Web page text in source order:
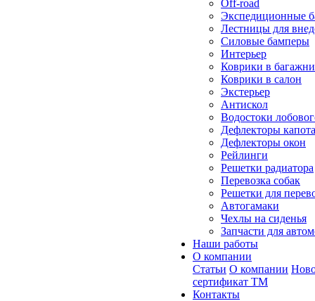
Off-road
Экспедиционные
Лестницы для
Силовые бамперы
Интерьер
Коврики в
Коврики в салон
Экстерьер
Антискол
Водостоки
Дефлекторы капота
Дефлекторы окон
Рейлинги
Решетки радиатора
Перевозка собак
Решетки для
Автогамаки
Чехлы на сиденья
Запчасти для
Наши работы
О компании
Статьи О компании
сертификат ТМ
Контакты